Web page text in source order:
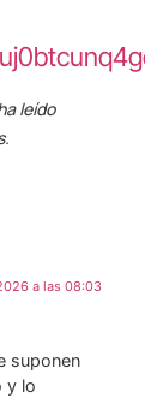
leído
a las 08:03
suponen
y lo